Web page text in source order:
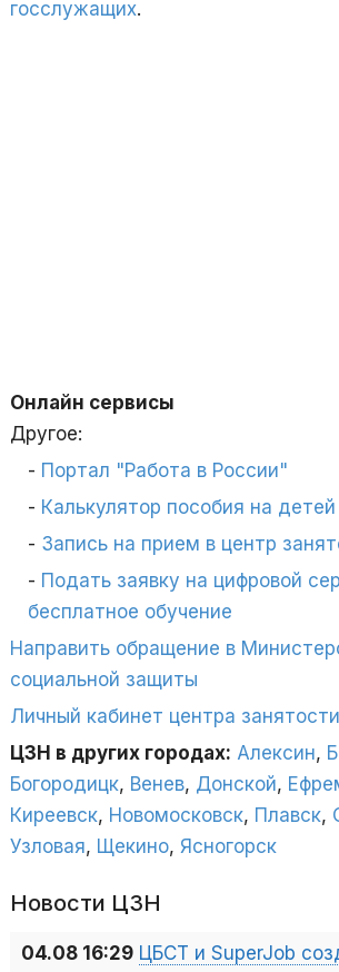
госслужащих.
Онлайн сервисы
Другое:
Портал "Работа в России"
Калькулятор пособия на
Запись на прием в центр
Подать заявку на цифровой
бесплатное обучение
Направить обращение в
социальной защиты
Личный кабинет центра
ЦЗН в других городах: Алексин,
Богородицк, Венев, Донской,
Киреевск, Новомосковск, Плавск,
Узловая, Щекино, Ясногорск
Новости ЦЗН
04.08 16:29 ЦБСТ и SuperJob